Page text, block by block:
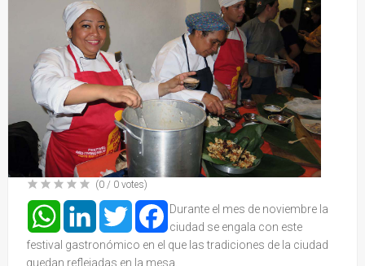
(0 / 0 votes)
WhatsAppLinkedInTwitter Facebook
Durante el mes de noviembre la
ciudad se engala con este
festival gastronómico en el que las tradiciones de la ciudad
quedan reflejadas en la mesa.